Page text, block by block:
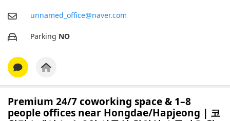
unnamed_office@naver.com
Parking NO
Premium 24/7 coworking space & 1–8
people offices near Hongdae/Hapjeong | 코